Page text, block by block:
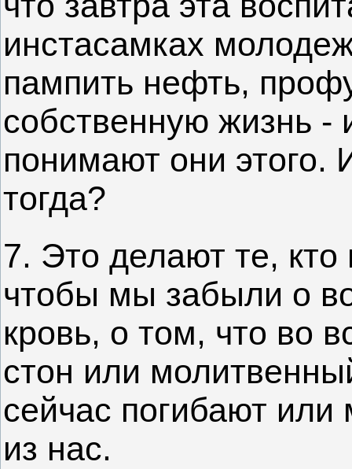
инстасамках
пампить нефть,
собственную жизнь -
понимают они этого.
тогда?
7. Это делают те,
чтобы мы забыли о
кровь, о том, что во
стон или
сейчас погибают
из нас.